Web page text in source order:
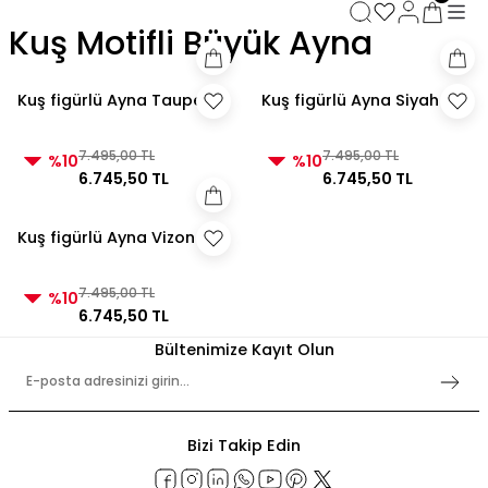
3000 TL ve Üzeri Alışverişlerde Kargo Bedava! 2
3000 TL ve Üzeri Alışverişlerde Kargo Bedava!
3000 TL ve Üzeri Alışverişlerde Kargo Bedava!
Kuş Motifli Büyük Ayna
Kuş figürlü Ayna Taupe
%107.495,00 TL
6.745,50 TL
Kuş figürlü Ayna Siyah
%107.495,00 TL
6.745,50 TL
Kuş figürlü Ayna Vizon
%107.495,00 TL
6.745,50 TL
Bültenimize Kayıt Olun
Bizi Takip Edin